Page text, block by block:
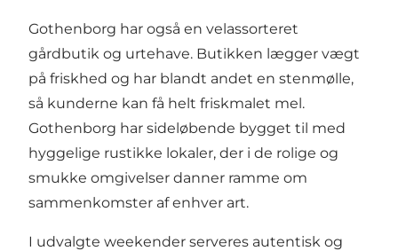
Gothenborg har også en velassorteret
gårdbutik og urtehave. Butikken lægger vægt
på friskhed og har blandt andet en stenmølle,
så kunderne kan få helt friskmalet mel.
Gothenborg har sideløbende bygget til med
hyggelige rustikke lokaler, der i de rolige og
smukke omgivelser danner ramme om
sammenkomster af enhver art.
I udvalgte weekender serveres autentisk og